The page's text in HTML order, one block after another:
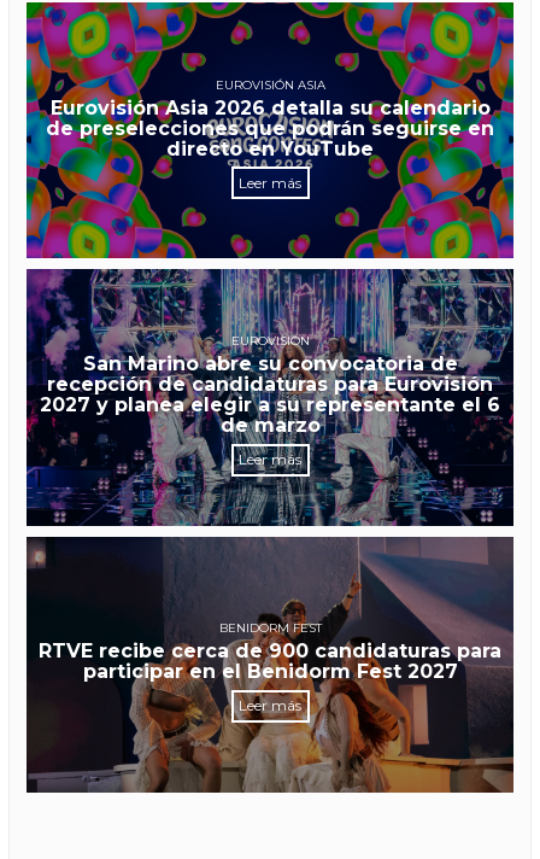
EUROVISIÓN ASIA
Eurovisión Asia 2026 detalla su calendario
de preselecciones que podrán seguirse en
directo en YouTube
Leer más
EUROVISIÓN
San Marino abre su convocatoria de
recepción de candidaturas para Eurovisión
2027 y planea elegir a su representante el 6
de marzo
Leer más
BENIDORM FEST
RTVE recibe cerca de 900 candidaturas para
participar en el Benidorm Fest 2027
Leer más